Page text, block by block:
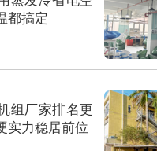
都搞定
组厂家排名更
实力稳居前位